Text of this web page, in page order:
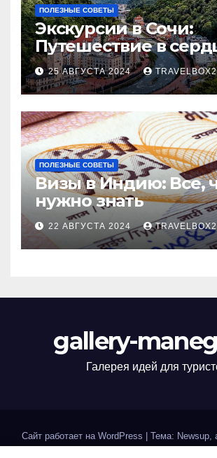
ПОЛЕЗНЫЕ СОВЕТЫ
Экскурсии в Сочи:
Путешествие в
Черноморского
25 АВГУСТА 2024
ПОЛЕЗНЫЕ СОВЕТЫ
Визы в Индию: Все,
нужно знать
22 АВГУСТА 2024
gallery-
Галерея идей для
Сайт работает на WordPress Тема: Newsup,